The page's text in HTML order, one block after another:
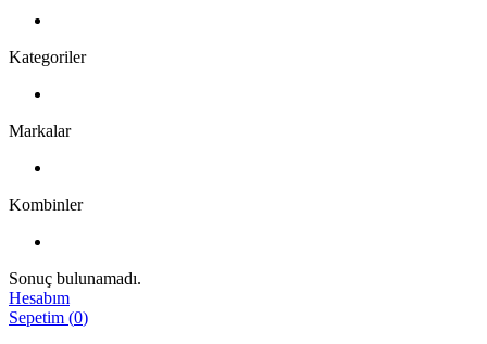
Kategoriler
Markalar
Kombinler
Sonuç bulunamadı.
Hesabım
Sepetim (0)